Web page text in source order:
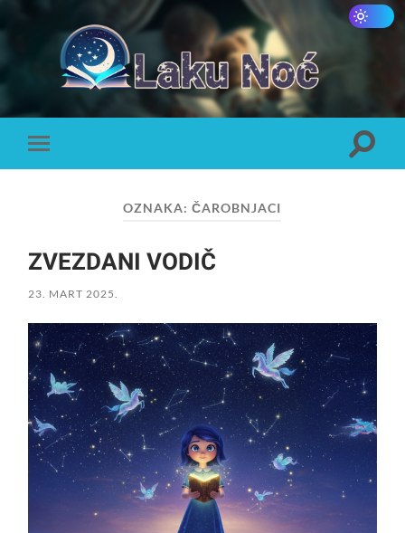
Laku
Noć
Toggle
mobile
Toggle
OZNAKA:ČAROBNJACI
ZVEZDANI VODIČ
23. MART 2025.